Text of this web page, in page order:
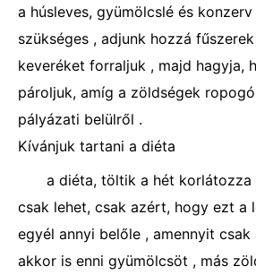
a húsleves, gyümölcslé és
szükséges , adjunk hozzá
keveréket forraljuk , majd hagyja,
pároljuk, amíg a zöldségek
pályázati belülről .
Kívánjuk tartani a diéta
a diéta, töltik a hét korlátozza
csak lehet, csak azért, hogy ezt a
egyél annyi belőle , amennyit csak
akkor is enni gyümölcsöt , más